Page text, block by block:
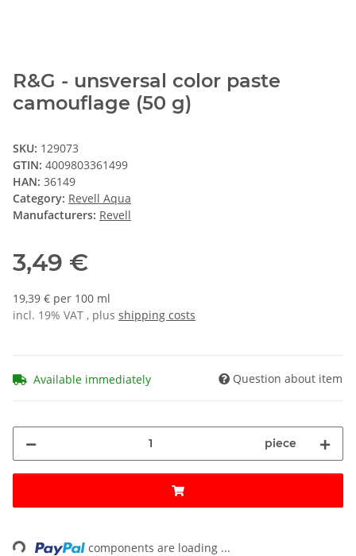
R&G - unsversal color paste
camouflage (50 g)
SKU: 129073
GTIN: 4009803361499
HAN: 36149
Category: Revell Aqua
Manufacturers: Revell
3,49 €
19,39 € per 100 ml
incl. 19% VAT , plus shipping costs
Available immediately Question about item
piece
components are loading ...